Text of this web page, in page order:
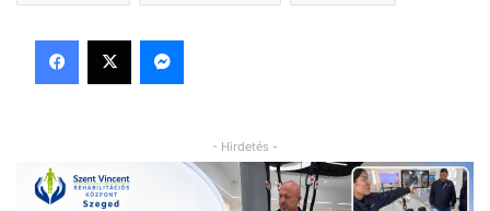
Facebook
X Messenger
- Hirdetés -